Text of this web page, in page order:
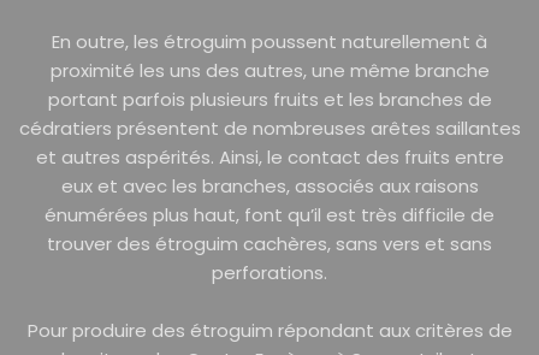
En outre, les étroguim poussent naturellement à
proximité les uns des autres, une même branche
portant parfois plusieurs fruits et les branches de
cédratiers présentent de nombreuses arêtes saillantes
et autres aspérités. Ainsi, le contact des fruits entre
eux et avec les branches, associés aux raisons
énumérées plus haut, font qu’il est très difficile de
trouver des étroguim cachères, sans vers et sans
perforations.
Pour produire des étroguim répondant aux critères de